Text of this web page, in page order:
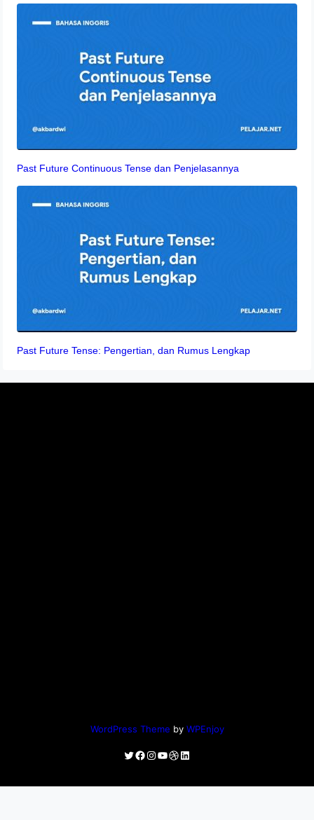
Past Future Continuous Tense dan Penjelasannya
Past Future Tense: Pengertian, dan Rumus Lengkap
WordPress Theme by WPEnjoy
Twitter
Facebook
Instagram
YouTube
Dribbble
LinkedIn